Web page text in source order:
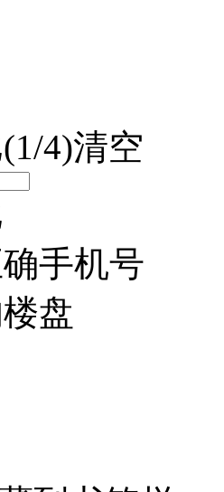
1/4)清空
手机号
盘